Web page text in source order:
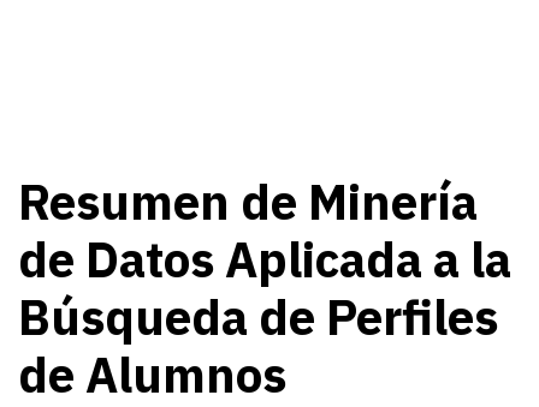
Resumen de Minería
de Datos Aplicada a la
Búsqueda de Perfiles
de Alumnos